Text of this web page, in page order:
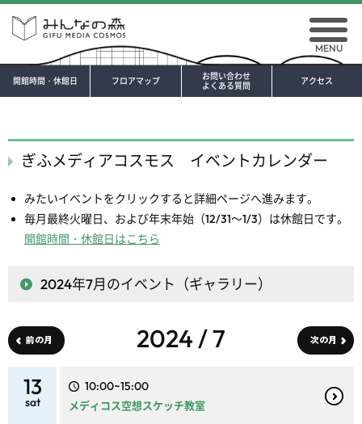
アクセス
開館時間・休館日 フロアマップ
お問い合わせ
よくある質問
MENU
ぎふメディアコスモス イベントカレンダー
みたいイベントをクリックすると詳細ページへ進みます。
毎月最終火曜日、および年末年始（12/31～1/3）は休館日です。
開館時間・休館日はこちら
2024年7月のイベント（ギャラリー）
前の月 2024 / 7 次の月
13
sat
10:00~15:00
メディコス空想スケッチ教室